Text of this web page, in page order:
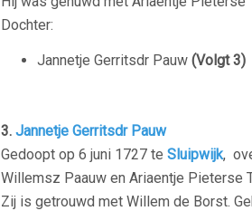
Dochter:
Jannetje Gerritsdr Pauw (Volgt 3)
3. Jannetje Gerritsdr Pauw
Gedoopt op 6 juni 1727 te Sluipwijk,
Willemsz Paauw en Ariaentje Pieterse
Zij is getrouwd met Willem de Borst.